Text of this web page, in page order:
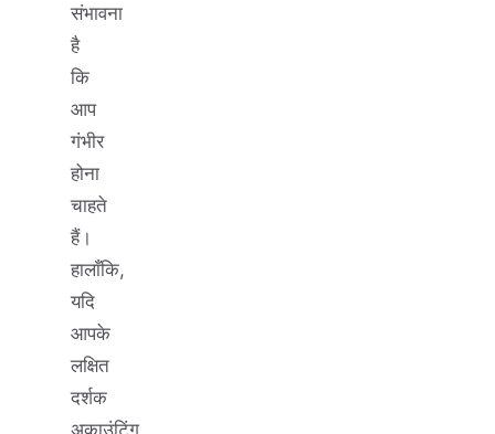
संभावना
है
कि
आप
गंभीर
होना
चाहते
हैं।
हालाँकि,
यदि
आपके
लक्षित
दर्शक
अकाउंटिंग